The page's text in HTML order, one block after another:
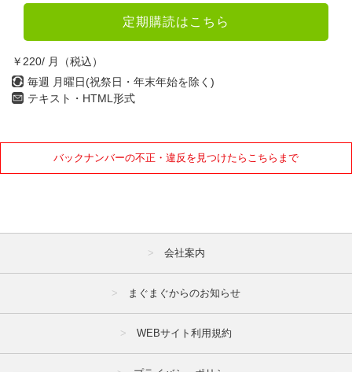
定期購読はこちら
￥220/ 月（税込）
毎週 月曜日(祝祭日・年末年始を除く)
テキスト・HTML形式
バックナンバーの不正・違反を見つけたらこちらまで
会社案内
まぐまぐからのお知らせ
WEBサイト利用規約